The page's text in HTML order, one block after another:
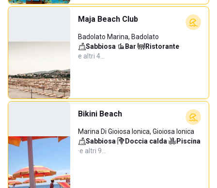
Maja Beach Club
Badolato Marina, Badolato
Sabbiosa· Bar· Ristorante·
e altri 4…
Bikini Beach
Marina Di Gioiosa Ionica, Gioiosa Ionica
Sabbiosa· Doccia calda·
Piscina
·e altri 9…